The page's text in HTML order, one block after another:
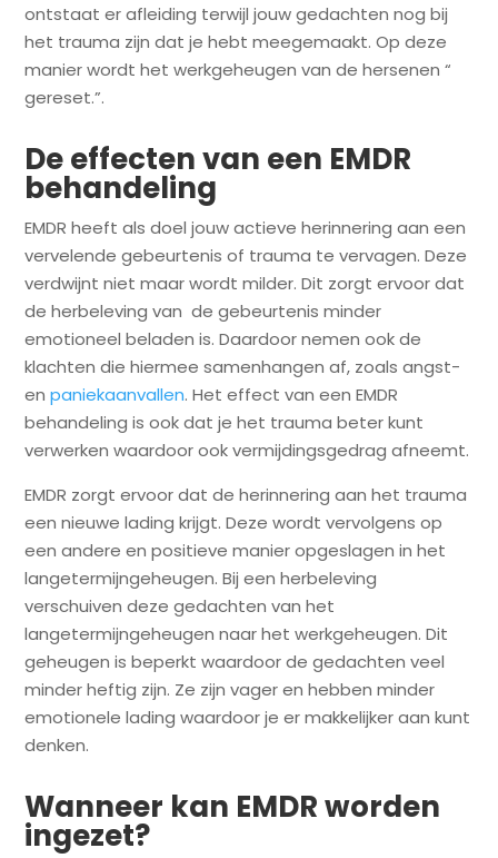
ontstaat er afleiding terwijl jouw gedachten nog bij
het trauma zijn dat je hebt meegemaakt. Op deze
manier wordt het werkgeheugen van de hersenen “
gereset.”.
De effecten van een EMDR
behandeling
EMDR heeft als doel jouw actieve herinnering aan een
vervelende gebeurtenis of trauma te vervagen. Deze
verdwijnt niet maar wordt milder. Dit zorgt ervoor dat
de herbeleving van de gebeurtenis minder
emotioneel beladen is. Daardoor nemen ook de
klachten die hiermee samenhangen af, zoals angst-
enpaniekaanvallen. Het effect van een EMDR
behandeling is ook dat je het trauma beter kunt
verwerken waardoor ook vermijdingsgedrag afneemt.
EMDR zorgt ervoor dat de herinnering aan het trauma
een nieuwe lading krijgt. Deze wordt vervolgens op
een andere en positieve manier opgeslagen in het
langetermijngeheugen. Bij een herbeleving
verschuiven deze gedachten van het
langetermijngeheugen naar het werkgeheugen. Dit
geheugen is beperkt waardoor de gedachten veel
minder heftig zijn. Ze zijn vager en hebben minder
emotionele lading waardoor je er makkelijker aan kunt
denken.
Wanneer kan EMDR worden
ingezet?